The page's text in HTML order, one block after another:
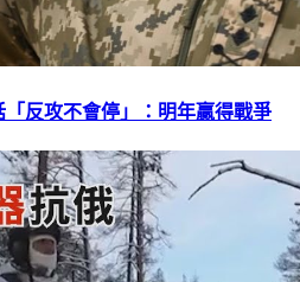
反攻不會停」：明年贏得戰爭